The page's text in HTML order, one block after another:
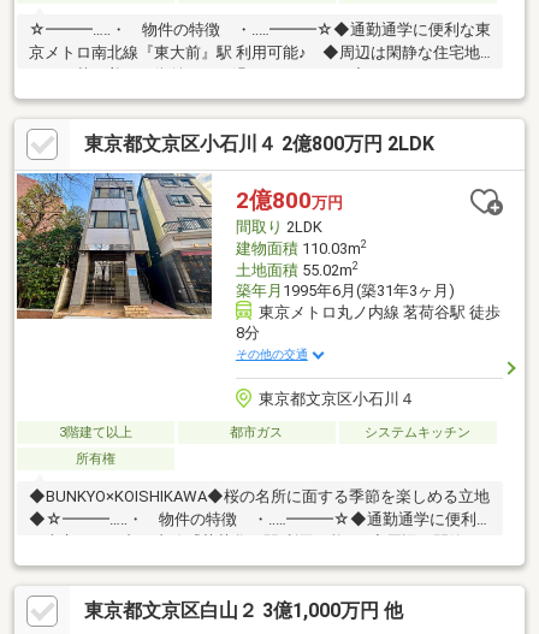
☆━━━…‥・ 物件の特徴 ・‥…━━━☆◆通勤通学に便利な東
京メトロ南北線『東大前』駅 利用可能♪ ◆周辺は閑静な住宅地
ビニ、公園等、生活環境良好♪◆同仕様モデルハウスのご案内や
建物プレゼンテーションも随時受付中♪是非、現地をご確認くださ
い！♪物件の詳細はADCAST駒込支店迄【０１２０－９１７－１９
７】♪☆━━━…‥・ ━☆━ ・‥…━━━☆
東京都文京区小石川４ 2億800万円 2LDK
2億800万円
間取り 2LDK
建物面積110.03m2
土地面積55.02m2
築年月 1995年6月(築31年3ヶ月)
東京メトロ丸ノ内線 茗荷谷駅 徒歩
8分
その他の交通
東京都文京区小石川４
3階建て以上 都市ガス
システムキッチン
所有権
◆BUNKYO×KOISHIKAWA◆桜の名所に面する季節を楽しめる立地
◆☆━━━…‥・ 物件の特徴 ・‥…━━━☆◆通勤通学に便利
住宅地につき落ち着いた街並みでお過ごし頂けます♪◆スーパ
ー、コンビニ、公園等、生活環境良好♪◆同仕様モデルハウスの
ご案内や建物プレゼンテーションも随時受付中♪是非、現地をご確
東京都文京区白山２ 3億1,000万円 他